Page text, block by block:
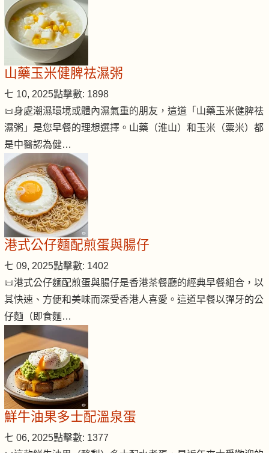
山藥玉米健脾祛濕粥
七 10, 2025點擊數: 1898
📜身處潮濕環境或體內濕氣重的朋友，這道「山藥玉米健脾祛
濕粥」是您早餐的理想選擇。山藥（淮山）和玉米（粟米）都
是中醫認為健…
港式公仔麵配煎蛋與腸仔
七 09, 2025點擊數: 1402
📜港式公仔麵配煎蛋與腸仔是香港茶餐廳的經典早餐組合，以
其快速、方便和美味而深受香港人喜愛。這道早餐以彈牙的公
仔麵（即食麵…
鮮牛油果多士配溫泉蛋
七 06, 2025點擊數: 1377